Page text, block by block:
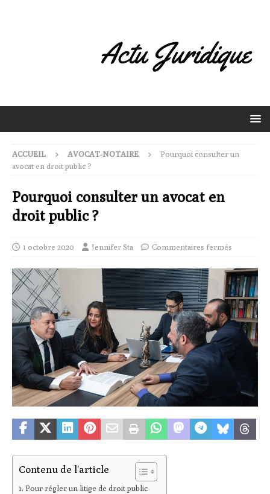
ACCUEIL AVOCAT-NOTAIRE
Pourquoi consulter un
avocat en droit public ?
Pourquoi consulter un avocat en
droit public ?
1 octobre 2020 Jennifer Sta Commentaires fermés
Contenu de l'article
Pour régler un litige de droit public